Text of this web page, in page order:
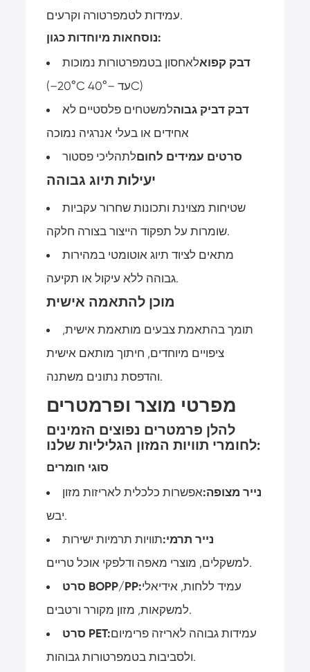
עמידות לטמפרטורה וקרעים.
נוסחאות מיוחדות כגון:
דבק קפואלאחסון בטמפרטורות נמוכות
(–20°C עד –40°C)
דבק דביק גבוהלמשטחים פלסטיים לא
אחידים או בעלי אנרגיה נמוכה
סרטים עמידים לחוםלתהליכי פסטור
יעילות תיוג גבוהה
שטיחות מצוינת ותכונות שחרור עקביות
שומרות על תפקוד הייצור בצורה חלקה.
מתאים לציוד תיוג אוטומטי במהירות
גבוהה ללא עיקול או תקיעה.
מוכן להתאמה אישית
תומך בהתאמת צבעים מותאמת אישית,
ציפויים מיוחדים, חיתוך מותאם אישית
והדפסת נתונים משתנה.
מפרטי מוצר ופרמטרים
להלן פרמטרים נפוצים הזמינים
לחומרי תוויות המזון הגליליות שלנו:
סוגי חומרים
נייר מצופה:אפשרות כלכלית לאריזות מזון
יבש.
נייר תרמי:תוויות תרמיות ישירות
למשקלים, מוצרי מאפה ודלפקי אוכל טריים.
סרט BOPP/PP:עמיד ללחות, אידיאלי
למשקאות, מזון מקורר ורטבים.
סרט PET:עמידות גבוהה לאריזה פרימיום
ולסביבות בטמפרטורות גבוהות.